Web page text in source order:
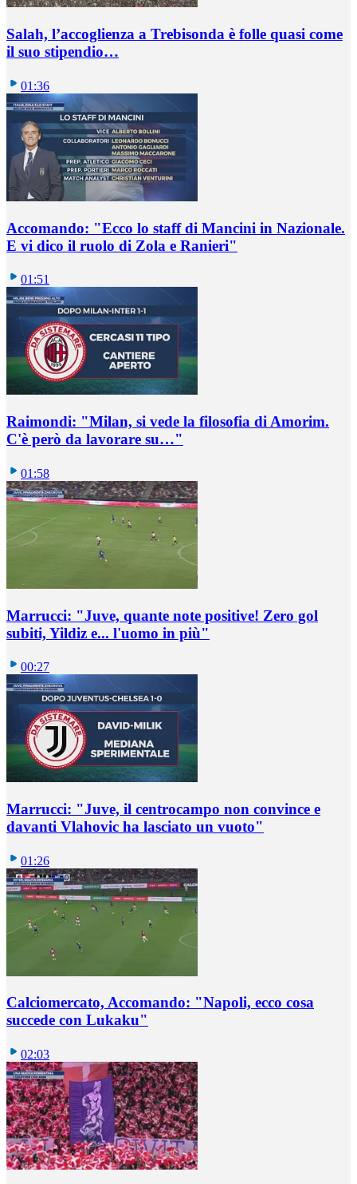
Salah, l’accoglienza a Trebisonda è folle quasi come
il suo stipendio…
01:36
Accomando: "Ecco lo staff di Mancini in Nazionale.
E vi dico il ruolo di Zola e Ranieri"
01:51
Raimondi: "Milan, si vede la filosofia di Amorim.
C'è però da lavorare su…"
01:58
Marrucci: "Juve, quante note positive! Zero gol
subiti, Yildiz e... l'uomo in più"
00:27
Marrucci: "Juve, il centrocampo non convince e
davanti Vlahovic ha lasciato un vuoto"
01:26
Calciomercato, Accomando: "Napoli, ecco cosa
succede con Lukaku"
02:03